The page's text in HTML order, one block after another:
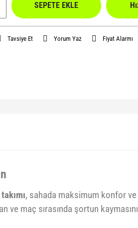
SEPETE EKLE
Tavsiye Et Yorum Yaz Fiyat Alarmı
, sahada maksimum konfor
ve maç sırasında şortun